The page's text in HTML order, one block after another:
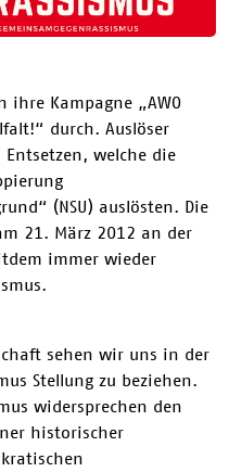
ihre Kampagne „AWO
durch. Auslöser
welche die
(NSU) auslösten. Die
21. März 2012 an der
immer wieder
sehen wir uns in der
Stellung zu beziehen.
widersprechen den
historischer